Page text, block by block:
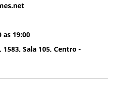
as 19:00
Sala 105, Centro -